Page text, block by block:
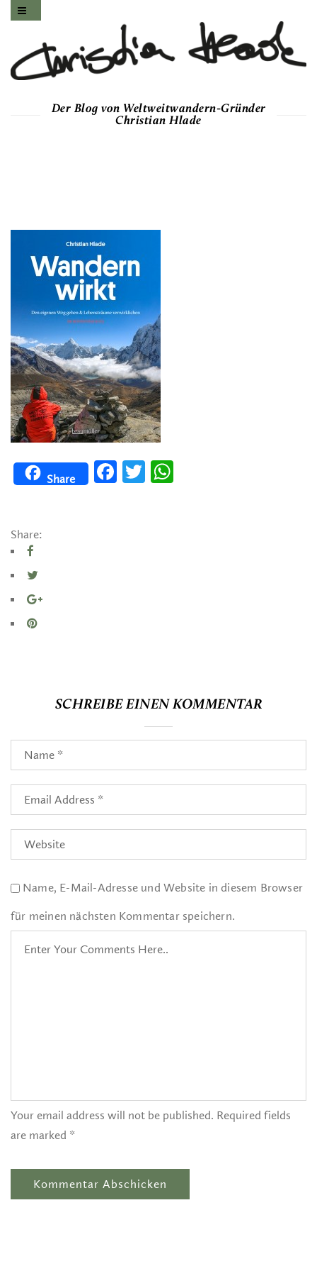
Der Blog von Weltweitwandern-Gründer
Christian Hlade
Share
FacebookTwitter
Share:
SCHREIBE EINEN KOMMENTAR
Name, E-Mail-Adresse und Website in diesem Browser
für meinen nächsten Kommentar speichern.
Your email address will not be published. Required fields
are marked *